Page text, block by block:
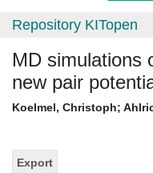
Repository KITopen
MD simulations
new pair
Koelmel, Christoph;
Export